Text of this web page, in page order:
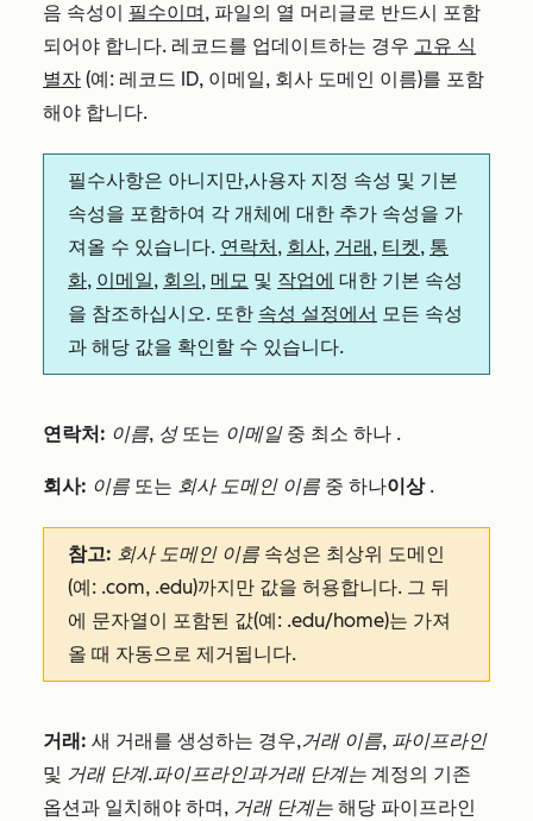
음 속성이 필수이며, 파일의 열 머리글로 반드시 포함
되어야 합니다. 레코드를 업데이트하는 경우 고유 식
별자 (예: 레코드 ID, 이메일, 회사 도메인 이름)를 포함
해야 합니다.
필수사항은 아니지만,사용자 지정 속성 및 기본
속성을 포함하여 각 개체에 대한 추가 속성을 가
져올 수 있습니다. 연락처, 회사, 거래, 티켓, 통
화, 이메일, 회의, 메모 및 작업에 대한 기본 속성
을 참조하십시오. 또한 속성 설정에서 모든 속성
과 해당 값을 확인할 수 있습니다.
연락처: 이름, 성또는 이메일중 최소 하나 .
회사: 이름 또는 회사 도메인 이름 중 하나이상 .
참고: 회사 도메인 이름 속성은 최상위 도메인
(예: .com, .edu)까지만 값을 허용합니다. 그 뒤
에 문자열이 포함된 값(예: .edu/home)는 가져
올 때 자동으로 제거됩니다.
거래: 새 거래를 생성하는 경우,거래 이름, 파이프라인
및 거래 단계.파이프라인과거래 단계는 계정의 기존
옵션과 일치해야 하며, 거래 단계는 해당 파이프라인